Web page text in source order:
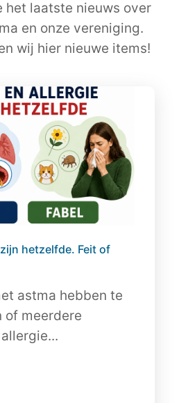
het laatste nieuws over
en onze vereniging.
wij hier nieuwe items!
hetzelfde. Feit of
astma hebben te
of meerdere